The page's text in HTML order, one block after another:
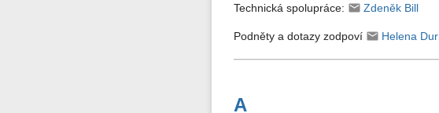
Technická spolupráce: Zdeněk Bill
Podněty a dotazy zodpoví Helena
A